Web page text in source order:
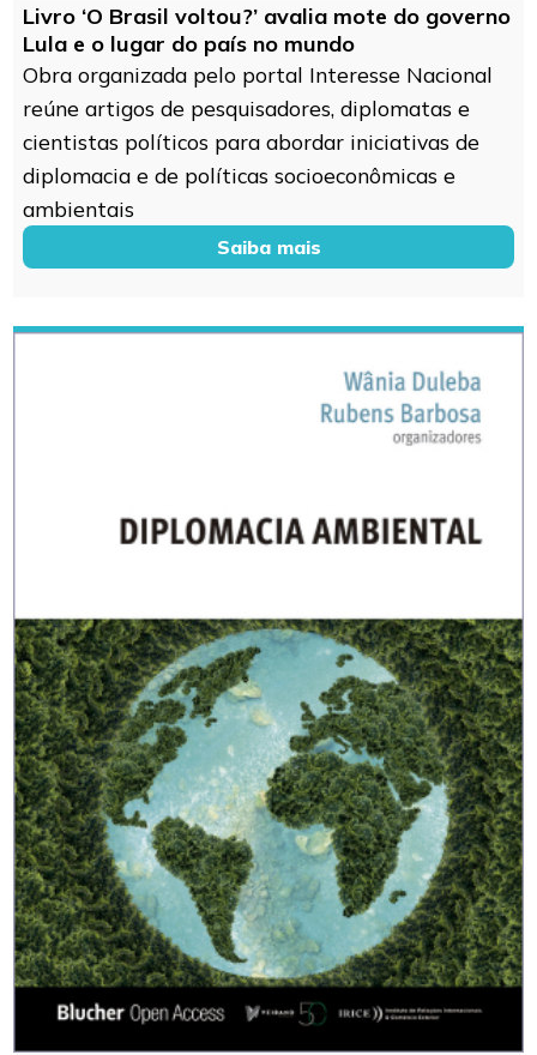
Livro ‘O Brasil voltou?’ avalia mote do governo
Lula e o lugar do país no mundo
Obra organizada pelo portal Interesse Nacional
reúne artigos de pesquisadores, diplomatas e
cientistas políticos para abordar iniciativas de
diplomacia e de políticas socioeconômicas e
ambientais
Saiba mais